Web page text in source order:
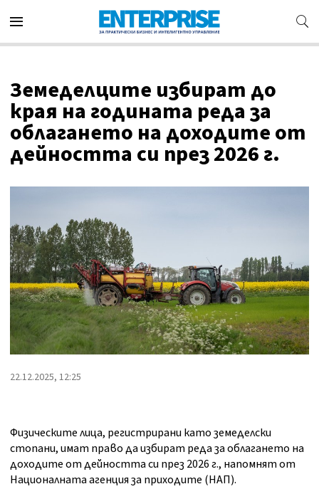
Земеделците избират до
края на годината реда за
облагането на доходите от
дейността си през 2026 г.
22.12.2025, 12:25
Физическите лица, регистрирани като земеделски
стопани, имат право да избират реда за облагането на
доходите от дейността си през 2026 г., напомнят от
Националната агенция за приходите (НАП).